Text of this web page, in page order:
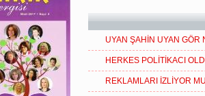
UYAN ŞAHİN UYAN
HERKES POLİTİKACI
REKLAMLARI İZLİYOR